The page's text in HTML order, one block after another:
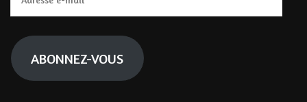
e-
mail
ABONNEZ-VOUS